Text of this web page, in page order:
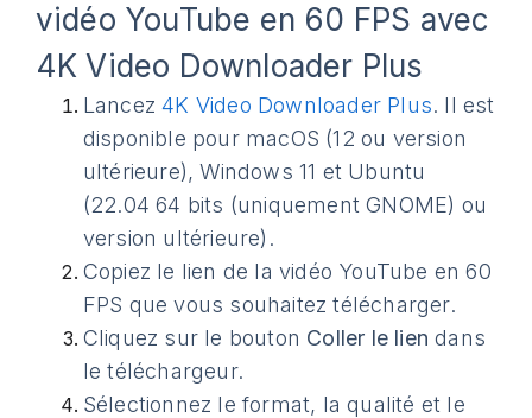
vidéo YouTube en 60 FPS avec
4K Video Downloader Plus
Lancez4K Video Downloader Plus. Il est
disponible pour macOS (12 ou version
ultérieure), Windows 11 et Ubuntu
(22.04 64 bits (uniquement GNOME) ou
version ultérieure).
Copiez le lien de la vidéo YouTube en 60
FPS que vous souhaitez télécharger.
Cliquez sur le bouton Coller le lien dans
le téléchargeur.
Sélectionnez le format, la qualité et le